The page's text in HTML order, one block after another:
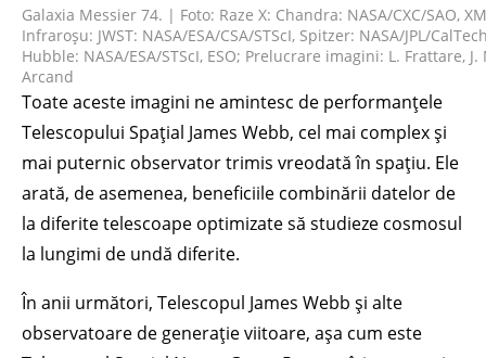
Galaxia Messier 74. | Foto: Raze X: Chandra: NASA/CXC/SAO,
Infraroșu: JWST: NASA/ESA/CSA/STScI, Spitzer: NASA/JPL/
Hubble: NASA/ESA/STScI, ESO; Prelucrare imagini: L. Frattare,
Arcand
Toate aceste imagini ne amintesc de performanțele
Telescopului Spațial James Webb, cel mai complex și
mai puternic observator trimis vreodată în spațiu. Ele
arată, de asemenea, beneficiile combinării datelor de
la diferite telescoape optimizate să studieze cosmosul
la lungimi de undă diferite.
În anii următori, Telescopul James Webb și alte
observatoare de generație viitoare, așa cum este